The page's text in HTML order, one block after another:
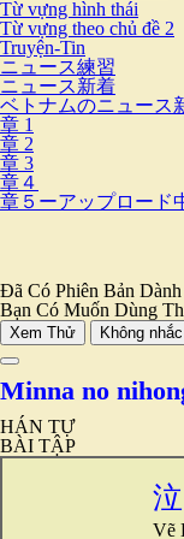
Từ vựng hình thái
Từ vựng theo chủ đề 2
Truyện-Tin
ニュース練習
ニュース新着
ベトナムのニュース
章 1
章 2
章 3
章４
章５ーアップロード
Đã Có Phiên Bản
Bạn Có Muốn Dùng
Xem Thử Không
Minna no
HÁN TỰ
BÀI TẬP
Vẽ